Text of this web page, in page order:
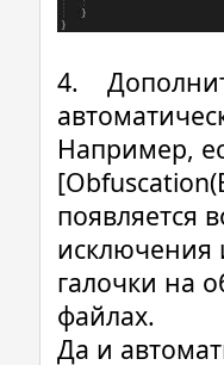
4.
Например,
появляется
исключения
галочки на
файлах.
Да и